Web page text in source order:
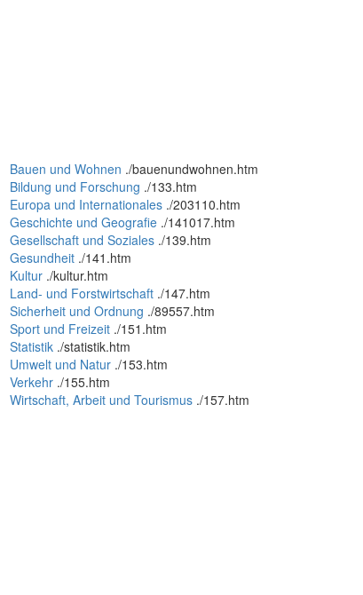
Bauen und Wohnen ./bauenundwohnen.htm
Bildung und Forschung ./133.htm
Europa und Internationales ./203110.htm
Geschichte und Geografie ./141017.htm
Gesellschaft und Soziales ./139.htm
Gesundheit ./141.htm
Kultur ./kultur.htm
Land- und Forstwirtschaft ./147.htm
Sicherheit und Ordnung ./89557.htm
Sport und Freizeit ./151.htm
Statistik ./statistik.htm
Umwelt und Natur ./153.htm
Verkehr ./155.htm
Wirtschaft, Arbeit und Tourismus ./157.htm